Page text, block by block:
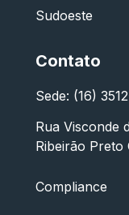
Sudoeste
Contato
Sede: (16)
Rua Visconde
Ribeirão Preto
Compliance